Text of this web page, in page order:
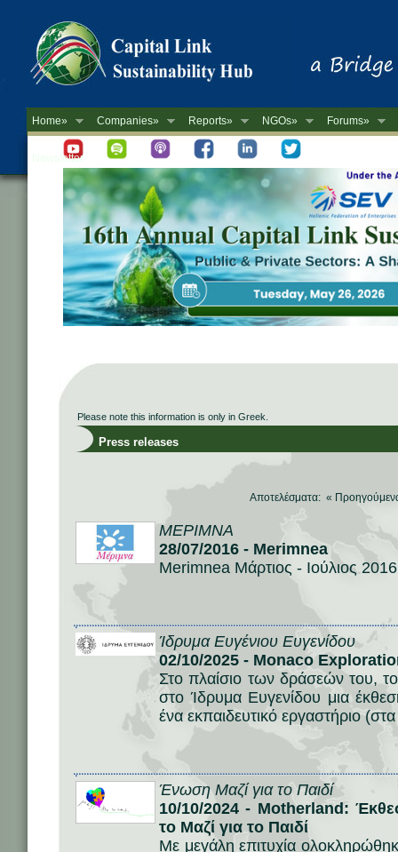
Home» Companies» Reports» NGOs» Forums»
Newsletter
Please note this information is only in Greek.
Press releases
Αποτελέσματα: «
ΜΕΡΙΜΝΑ
28/07/2016 - Merimnea
Merimnea Μάρτιος - Ιούλιος 2016
Ίδρυμα Ευγένιου Ευγενίδου
02/10/2025 - Monaco
Στο πλαίσιο των δράσεών του,
στο Ίδρυμα Ευγενίδου μια
ένα εκπαιδευτικό εργαστήριο
Ένωση Μαζί για το Παιδί
10/10/2024 - Motherland:
το Μαζί για το Παιδί
Με μεγάλη επιτυχία